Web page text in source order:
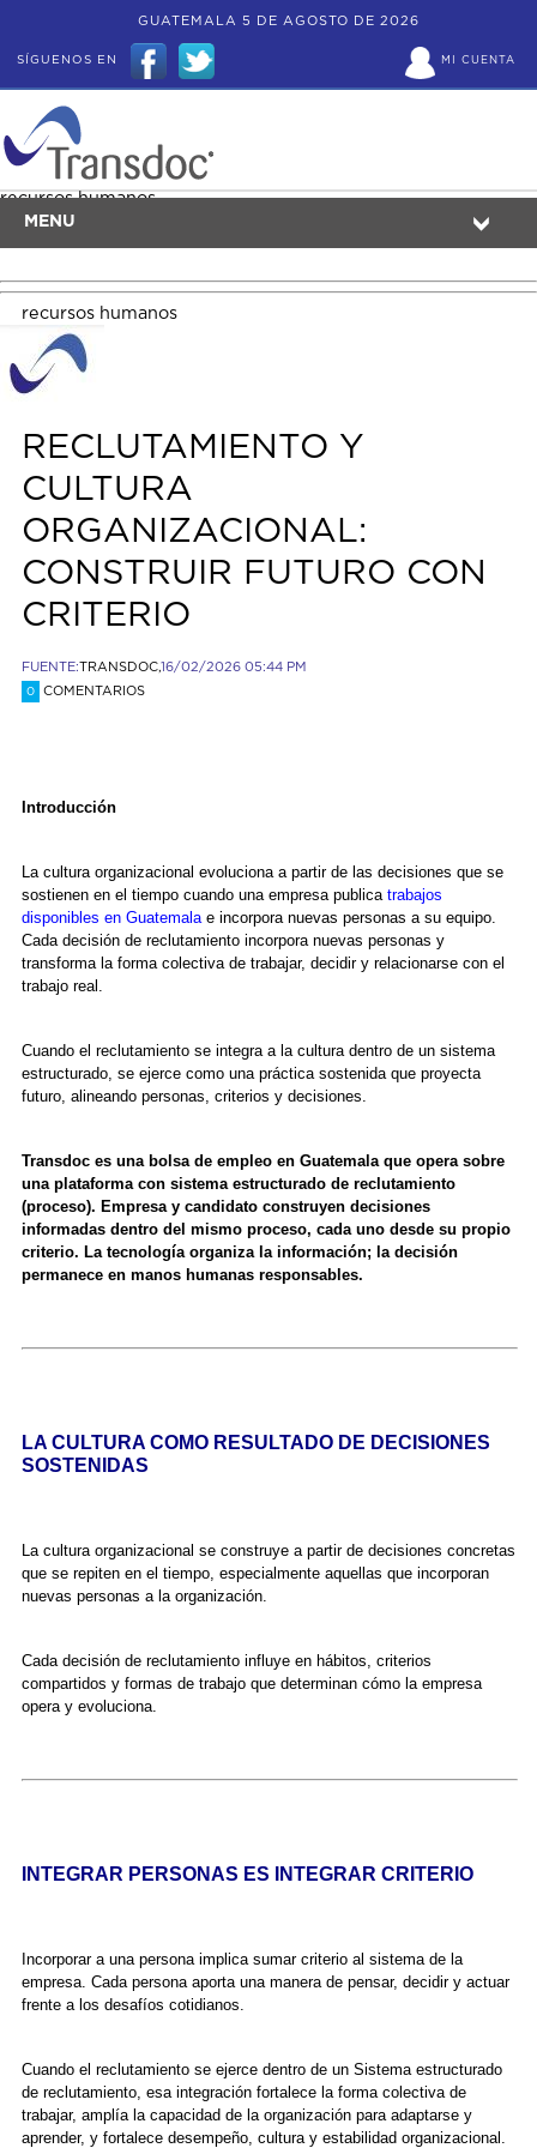
GUATEMALA 5 DE AGOSTO DE 2026
MI CUENTA
SÍGUENOS EN
MENU
recursos humanos
recursos humanos
RECLUTAMIENTO Y
CULTURA
ORGANIZACIONAL:
CONSTRUIR FUTURO CON
CRITERIO
FUENTE:TRANSDOC,16/02/2026 05:44 PM
0 COMENTARIOS
Introducción
La cultura organizacional evoluciona a partir de las decisiones que se
sostienen en el tiempo cuando una empresa publica trabajos
disponibles en Guatemalae incorpora nuevas personas a su equipo.
Cada decisión de reclutamiento incorpora nuevas personas y
transforma la forma colectiva de trabajar, decidir y relacionarse con el
trabajo real.
Cuando el reclutamiento se integra a la cultura dentro de un sistema
estructurado, se ejerce como una práctica sostenida que proyecta
futuro, alineando personas, criterios y decisiones.
Transdoc es una bolsa de empleo en Guatemala que opera sobre
una plataforma con sistema estructurado de reclutamiento
(proceso). Empresa y candidato construyen decisiones
informadas dentro del mismo proceso, cada uno desde su propio
criterio. La tecnología organiza la información; la decisión
permanece en manos humanas responsables.
LA CULTURA COMO RESULTADO DE DECISIONES
SOSTENIDAS
La cultura organizacional se construye a partir de decisiones concretas
que se repiten en el tiempo, especialmente aquellas que incorporan
nuevas personas a la organización.
Cada decisión de reclutamiento influye en hábitos, criterios
compartidos y formas de trabajo que determinan cómo la empresa
opera y evoluciona.
INTEGRAR PERSONAS ES INTEGRAR CRITERIO
Incorporar a una persona implica sumar criterio al sistema de la
empresa. Cada persona aporta una manera de pensar, decidir y actuar
frente a los desafíos cotidianos.
Cuando el reclutamiento se ejerce dentro de un Sistema estructurado
de reclutamiento, esa integración fortalece la forma colectiva de
trabajar, amplía la capacidad de la organización para adaptarse y
aprender, y fortalece desempeño, cultura y estabilidad organizacional.